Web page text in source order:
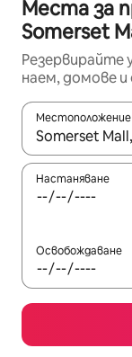
Места за
Somerset
Резервирайте
наем, домове
Местоположение
Когато
Настаняване
Освобождаване